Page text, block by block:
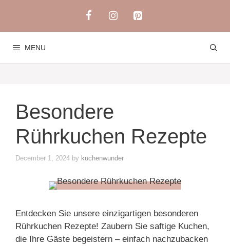
content
MENU
Besondere
Rührkuchen Rezepte
December 1, 2024 by kuchenwunder
Entdecken Sie unsere einzigartigen besonderen
Rührkuchen Rezepte! Zaubern Sie saftige Kuchen,
die Ihre Gäste begeistern – einfach nachzubacken